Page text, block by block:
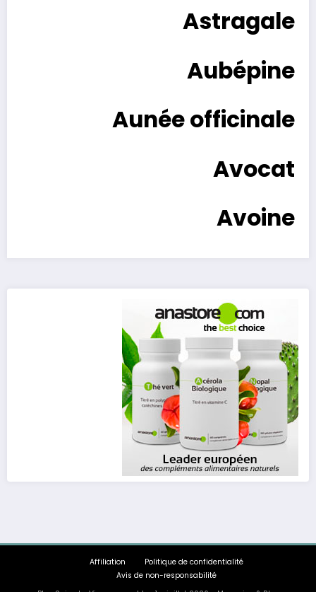
Astragale
Aubépine
Aunée officinale
Avocat
Avoine
Politique de confidentialité
Affiliation
Avis de non-responsabilité